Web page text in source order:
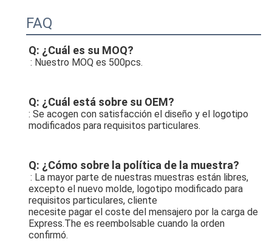
FAQ
Q: ¿Cuál es su MOQ?
: Nuestro MOQ es 500pcs.
Q: ¿Cuál está sobre su OEM?
: Se acogen con satisfacción el diseño y el logotipo
modificados para requisitos particulares.
Q: ¿Cómo sobre la política de la muestra?
: La mayor parte de nuestras muestras están libres,
excepto el nuevo molde, logotipo modificado para
requisitos particulares, cliente
necesite pagar el coste del mensajero por la carga de
Express.The es reembolsable cuando la orden
confirmó.